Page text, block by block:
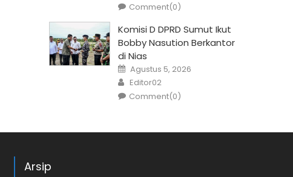
Comment(0)
Komisi D DPRD Sumut Ikut
Bobby Nasution Berkantor
di Nias
Posted
on
Agustus 5, 2026
Author
Editor02
Comment(0)
Arsip